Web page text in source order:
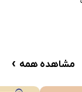
مشاهده همه ›